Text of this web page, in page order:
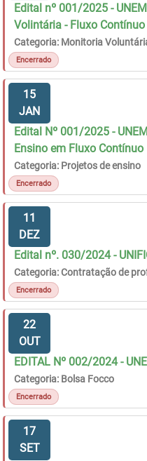
Edital nº 001/2025 -
Volintária - Fluxo Contínuo
Categoria: Monitoria
Encerrado
15
JAN
Edital Nº 001/2025 -
Ensino em Fluxo Contínuo
Categoria: Projetos de ensino
Encerrado
11
DEZ
Edital nº. 030/2024 -
Categoria: Contratação de
Encerrado
22
OUT
EDITAL Nº 002/2024 -
Categoria: Bolsa Focco
Encerrado
17
SET